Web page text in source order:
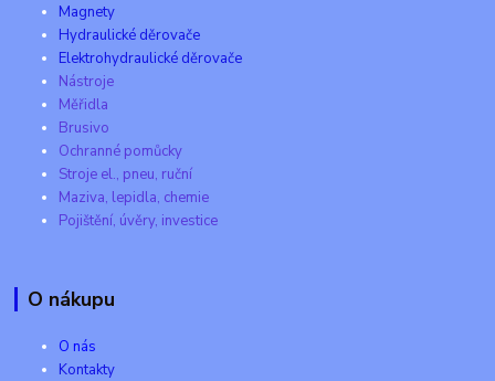
Magnety
Hydraulické děrovače
Elektrohydraulické děrovače
Nástroje
Měřidla
Brusivo
Ochranné pomůcky
Stroje el., pneu, ruční
Maziva, lepidla, chemie
Pojištění, úvěry, investice
O nákupu
O nás
Kontakty